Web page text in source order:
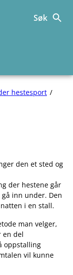
Søk
hestesport
den et sted og
der hestene går
inn under. Den
i en stall.
man velger,
en del
oppstalling
vil kunne